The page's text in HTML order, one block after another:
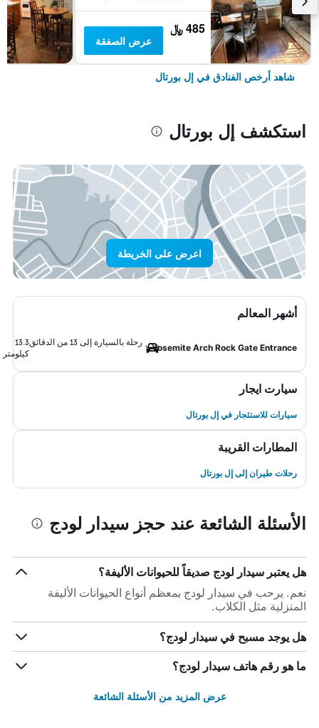
485 ﷼
عرض الصفقة
شاهد أرخص الفنادق في إل بورتال
استكشف إل بورتال
اعرض على الخريطة
أشهر المعالم
Yosemite Arch Rock Gate Entrance
رحلة بالسيارة إلى 13 من الدقائق
13.3
كيلومتر
سيارت ايجار
سيارات للاستئجار في إل بورتال
المطارات القريبة
رحلات طيران إلى إل بورتال
الأسئلة الشائعة عند حجز سيدار لودج
هل يعتبر سيدار لودج صديقاً للحيوانات الأليفة؟
نعم. يرحب في سيدار لودج بمعظم أنواع الحيوانات الأليفة
المنزلية مثل الكلاب.
هل يوجد مسبح في سيدار لودج؟
ما هو رقم هاتف سيدار لودج؟
عرض المزيد من الأسئلة الشائعة